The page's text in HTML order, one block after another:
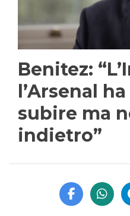
Benitez:
l’Arsenal
subire ma
indietro”